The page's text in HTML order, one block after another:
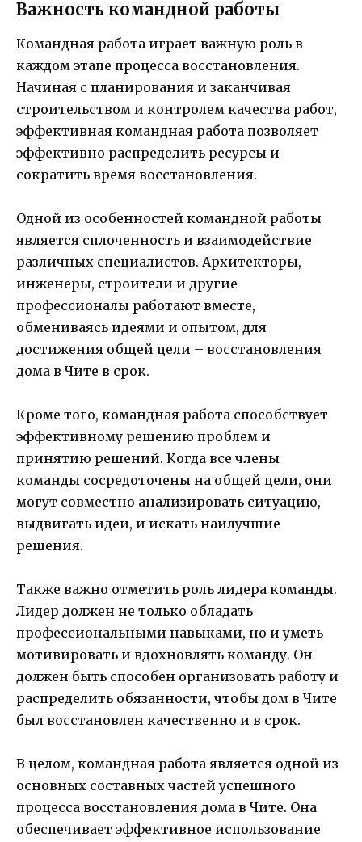
Важность командной работы
Командная работа играет важную роль в
каждом этапе процесса восстановления.
Начиная с планирования и заканчивая
строительством и контролем качества работ,
эффективная командная работа позволяет
эффективно распределить ресурсы и
сократить время восстановления.
Одной из особенностей командной работы
является сплоченность и взаимодействие
различных специалистов. Архитекторы,
инженеры, строители и другие
профессионалы работают вместе,
обмениваясь идеями и опытом, для
достижения общей цели – восстановления
дома в Чите в срок.
Кроме того, командная работа способствует
эффективному решению проблем и
принятию решений. Когда все члены
команды сосредоточены на общей цели, они
могут совместно анализировать ситуацию,
выдвигать идеи, и искать наилучшие
решения.
Также важно отметить роль лидера команды.
Лидер должен не только обладать
профессиональными навыками, но и уметь
мотивировать и вдохновлять команду. Он
должен быть способен организовать работу и
распределить обязанности, чтобы дом в Чите
был восстановлен качественно и в срок.
В целом, командная работа является одной из
основных составных частей успешного
процесса восстановления дома в Чите. Она
обеспечивает эффективное использование